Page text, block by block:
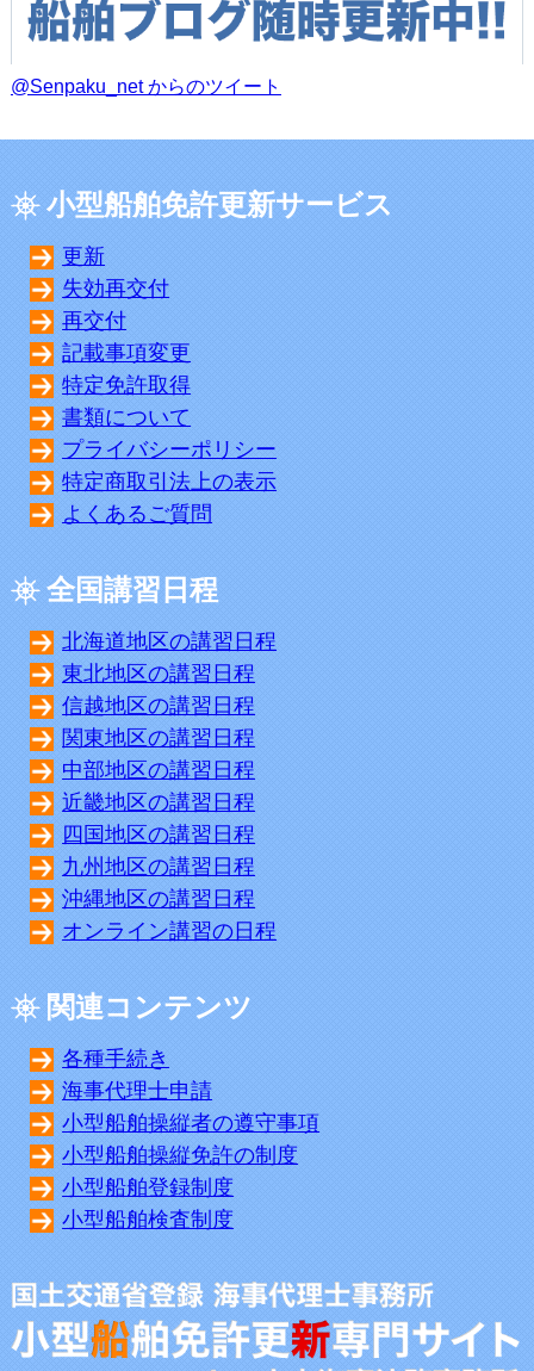
@Senpaku_net からのツイート
小型船舶免許更新サービス
更新
失効再交付
再交付
記載事項変更
特定免許取得
書類について
プライバシーポリシー
特定商取引法上の表示
よくあるご質問
全国講習日程
北海道地区の講習日程
東北地区の講習日程
信越地区の講習日程
関東地区の講習日程
中部地区の講習日程
近畿地区の講習日程
四国地区の講習日程
九州地区の講習日程
沖縄地区の講習日程
オンライン講習の日程
関連コンテンツ
各種手続き
海事代理士申請
小型船舶操縦者の遵守事項
小型船舶操縦免許の制度
小型船舶登録制度
小型船舶検査制度